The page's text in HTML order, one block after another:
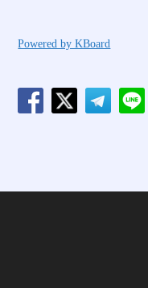
Powered by KBoard